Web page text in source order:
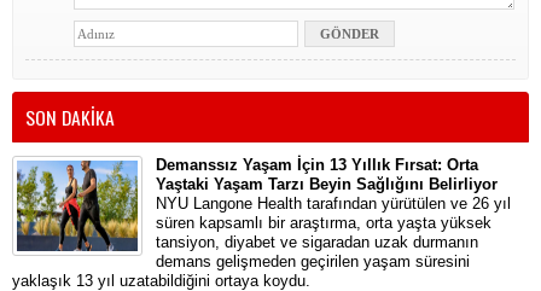
SON DAKİKA
Demanssız Yaşam İçin 13 Yıllık Fırsat: Orta
Yaştaki Yaşam Tarzı Beyin Sağlığını Belirliyor
NYU Langone Health tarafından yürütülen ve 26 yıl
süren kapsamlı bir araştırma, orta yaşta yüksek
tansiyon, diyabet ve sigaradan uzak durmanın
demans gelişmeden geçirilen yaşam süresini
yaklaşık 13 yıl uzatabildiğini ortaya koydu.